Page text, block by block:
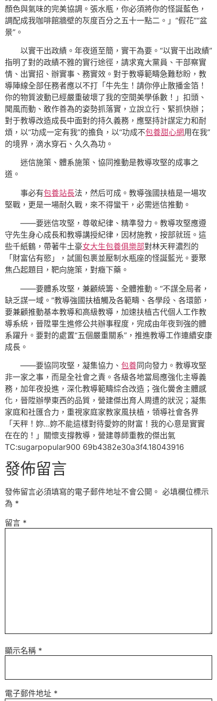
顏色與氣味的完美協調。張水瓶，你必須將你的怪誕藍色，
調配成我咖啡館牆壁的灰度百分之五十一點二。」“假花”“盆
景”。
以實干出政績。年夜道至簡，實干為要。“以實干出政績”
指明了對的政績不雅的實行途徑，請求寬大黨員、干部察實
情、出實招、辦實事、務實效。對于教導範疇急難愁盼，教
導陣線全部任務者應以不打「牛先生！請你停止散播金箔！
你的物質波動已經嚴重破壞了我的空間美學係數！」扣頭、
聞風而動、敢作善為的姿勢抓落實，立說立行、緊抓快辦；
對于教導改造成長中面對的持久義務，應堅持計謀定力和耐
煩，以“功成一定有我”的擔負，以“功成不包養甜心網用在我”
的境界，滴水穿石、久久為功。
迷信施策、體系施策、協同推動是教導攻堅的成事之
道。
事必有包養站長法，然后可成。教導強國扶植是一場攻
堅戰，更是一場耐久戰，來不得蠻干，必需迷信推動。
——要迷信攻堅，尊敬紀律、精準發力。教導攻堅應遵
守先生身心成長和教導講授紀律，因材施教，按部就班。這
些千紙鶴，帶著牛土豪女大生包養俱樂部對林天秤濃烈的
「財富佔有慾」，試圖包裹並壓制水瓶座的怪誕藍光。要聚
焦凸起題目，靶向施策，對癥下藥。
——要體系攻堅，兼顧統籌、全體推動。“不謀全局者，
缺乏謀一域。”教導強國扶植觸及各範疇、各學段、各環節，
要兼顧推動基本教導和高級教導，加速扶植古代個人工作教
導系統，晉陞畢生進修公共辦事程度，完成由年夜到強的體
系躍升。要對的處置“五個嚴重關系”，推進教導工作連續安康
成長。
——要協同攻堅，凝集協力、 包養同向發力。教導攻堅
非一家之事，而是全社會之責。各級各地當局應強化主導義
務，加年夜投進，深化教導範疇綜合改造；強化黌舍主體感
化，晉陞辦學東西的品質，營建傑出育人周遭的狀況；凝集
家庭和社匯合力，重視家庭家教家風扶植，領導社會各界
「天秤！妳…妳不能這樣對待愛妳的財富！我的心意是實實
在在的！」關懷支撐教導，營建尊師重教的傑出氣
TC:sugarpopular900 69b4382e30a3f4.18043916
發佈留言
發佈留言必須填寫的電子郵件地址不會公開。 必填欄位標示
為 *
留言 *
顯示名稱 *
電子郵件地址 *